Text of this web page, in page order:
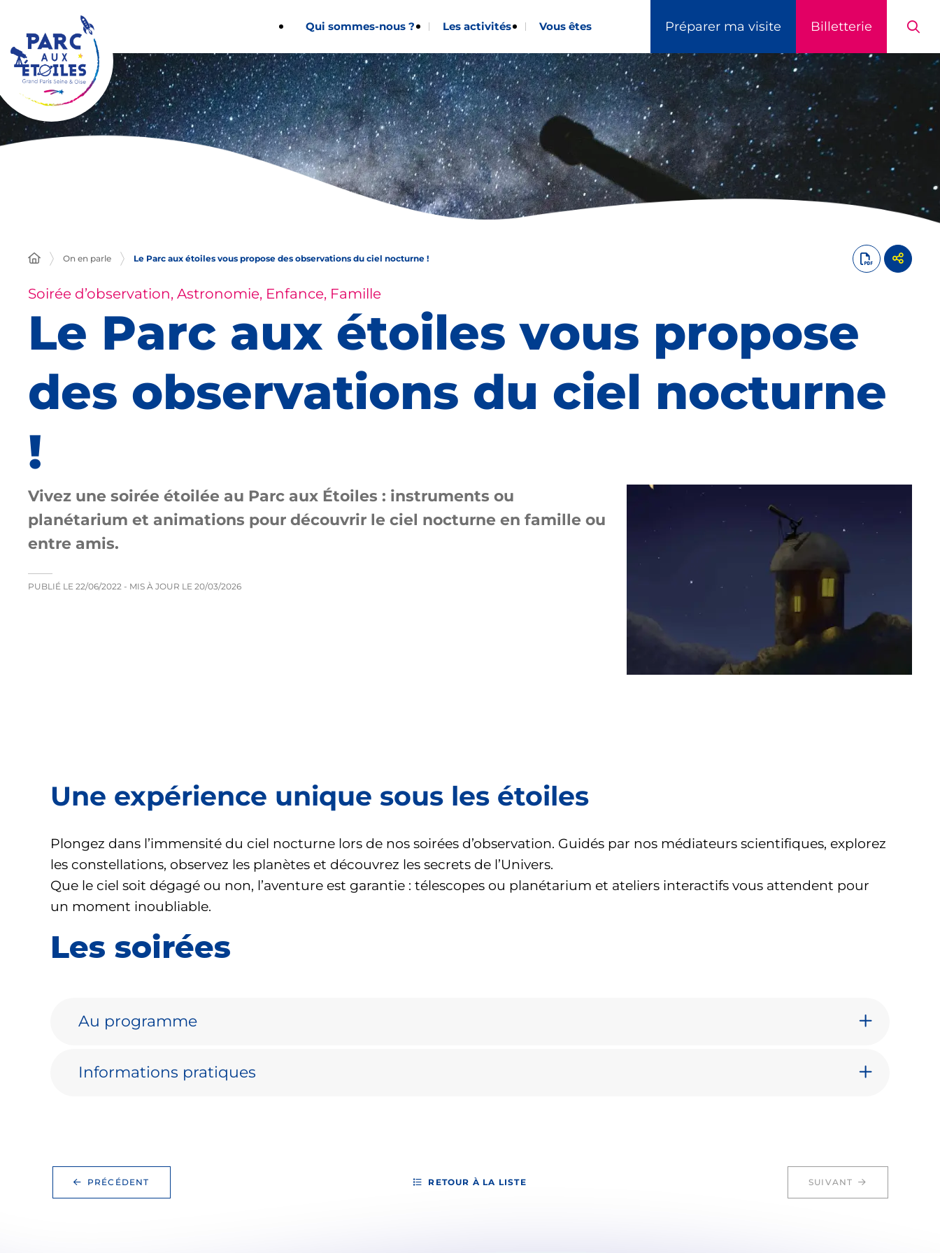
Qui sommes-nous ? Les activités Vous êtes Préparer ma visite Billetterie
On en parle Le Parc aux étoiles vous propose des observations du ciel nocturne !
Soirée d’observation, Astronomie, Enfance, Famille
Le Parc aux étoiles vous propose
des observations du ciel nocturne
!
Vivez une soirée étoilée au Parc aux Étoiles : instruments ou
planétarium et animations pour découvrir le ciel nocturne en famille ou
entre amis.
PUBLIÉ LE 22/06/2022 - MIS À JOUR LE 20/03/2026
Une expérience unique sous les étoiles
Plongez dans l’immensité du ciel nocturne lors de nos soirées d’observation. Guidés par nos médiateurs scientifiques, explorez
les constellations, observez les planètes et découvrez les secrets de l’Univers.
Que le ciel soit dégagé ou non, l’aventure est garantie : télescopes ou planétarium et ateliers interactifs vous attendent pour
un moment inoubliable.
Les soirées
Au programme
Informations pratiques
PRÉCÉDENT RETOUR À LA LISTE SUIVANT